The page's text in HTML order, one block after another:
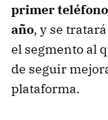
primer
año, y se
el segmento al
de seguir
plataforma.